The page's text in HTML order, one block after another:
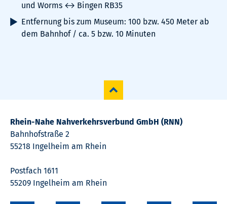
und Worms ↔ Bingen RB35
Entfernung bis zum Museum: 100 bzw. 450 Meter ab
dem Bahnhof / ca. 5 bzw. 10 Minuten
Rhein-Nahe Nahverkehrsverbund GmbH (RNN)
Bahnhofstraße 2
55218 Ingelheim am Rhein
Postfach 1611
55209 Ingelheim am Rhein